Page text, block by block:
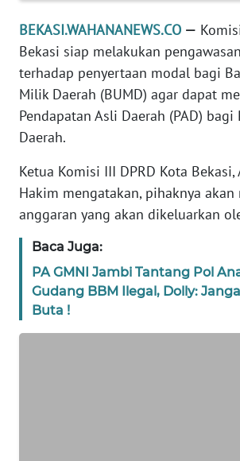
BEKASI.WAHANANEWS.CO —
Bekasi siap melakukan
terhadap penyertaan modal bagi
Milik Daerah (BUMD) agar dapat
Pendapatan Asli Daerah (PAD) bagi
Daerah.
Ketua Komisi III DPRD Kota
Hakim mengatakan, pihaknya
anggaran yang akan dikeluarkan
Baca Juga:
PA GMNI Jambi Tantang Pol
Gudang BBM Ilegal, Dolly:
Buta !
MEDIA
SIBER
REDAKSI
KARIR
DISCLAIMER
Wahana
Regional
WN
SUMUT